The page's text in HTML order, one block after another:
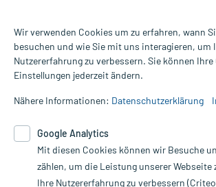
Alle Preise gelten inkl. MwSt., ggf. zzgl.
Informationen auf dieser Website werden
die Untersuchung und Behandlung durch einen
Therapien eingeleitet werden können. | Diese
Google Analytics. Lesen Sie bitte dazu die
unserer Datenschutzerklärung. Für den
nutzen Sie das Formular:
Wir verwenden Cookies um zu erfahren, wann
besuchen und wie Sie mit uns interagieren, um
Nutzererfahrung zu verbessern. Sie können
Einstellungen jederzeit ändern.
Nähere Informationen: Datenschutzerklärung
Google Analytics
Mit diesen Cookies können wir Besuche
zählen, um die Leistung unserer Webseite
Ihre Nutzererfahrung zu verbessern